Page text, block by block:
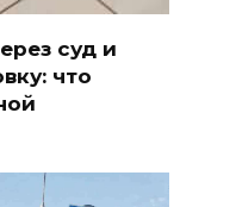
суд и
что